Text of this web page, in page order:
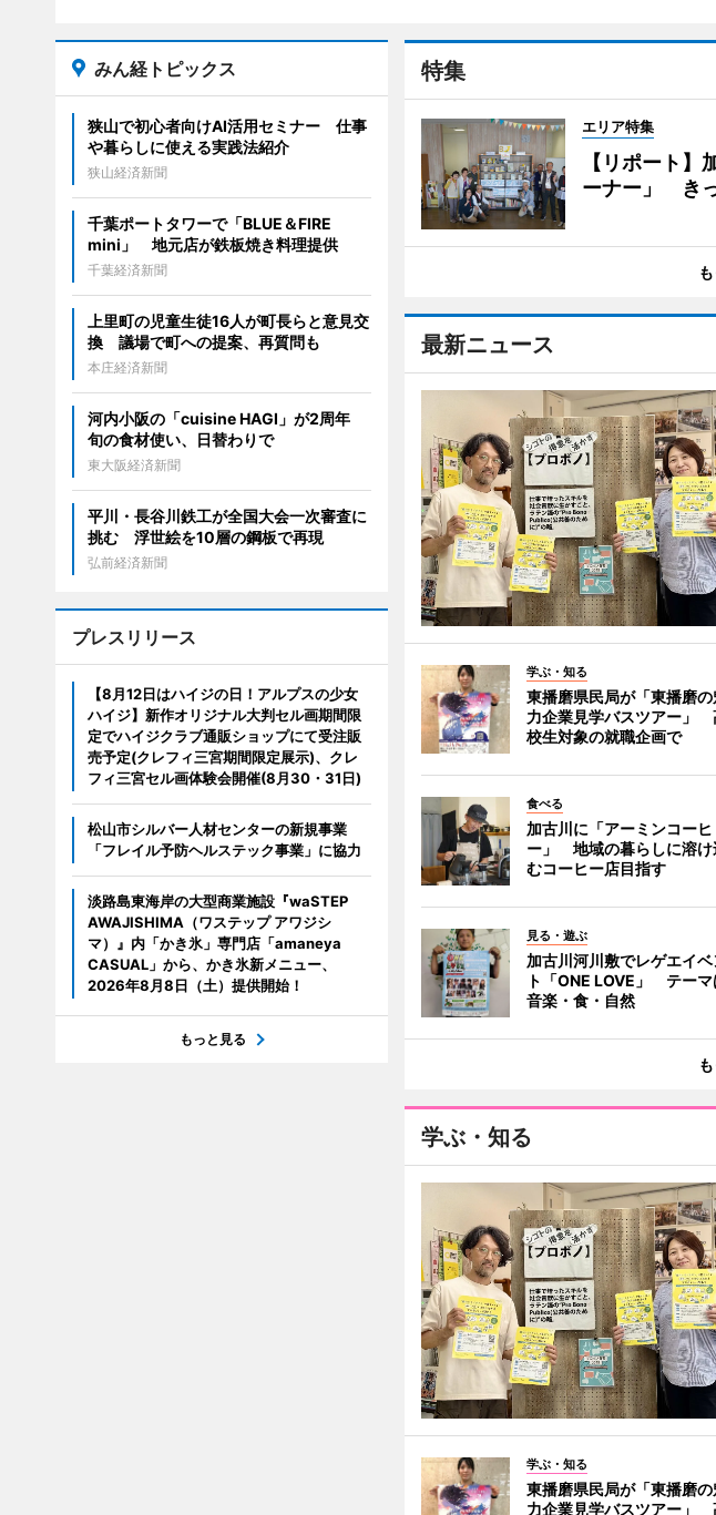
特集
エリア特集
【リポート】
ーナー」 き
最新ニュース
学ぶ・知る
東播磨県民局が「東播磨の
力企業見学バスツアー」
校生対象の就職企画で
食べる
加古川に「アーミンコーヒ
ー」 地域の暮らしに溶け
むコーヒー店目指す
見る・遊ぶ
加古川河川敷でレゲエイベ
ト「ONE LOVE」 テーマ
音楽・食・自然
学ぶ・知る
学ぶ・知る
東播磨県民局が「東播磨の
力企業見学バスツアー」
みん経トピックス
狭山で初心者向けAI活用セミナー 仕事
や暮らしに使える実践法紹介
狭山経済新聞
千葉ポートタワーで「BLUE＆FIRE
mini」 地元店が鉄板焼き料理提供
千葉経済新聞
上里町の児童生徒16人が町長らと意見交
換 議場で町への提案、再質問も
本庄経済新聞
河内小阪の「cuisine HAGI」が2周年
旬の食材使い、日替わりで
東大阪経済新聞
平川・長谷川鉄工が全国大会一次審査に
挑む 浮世絵を10層の鋼板で再現
弘前経済新聞
プレスリリース
【8月12日はハイジの日！アルプスの少女
ハイジ】新作オリジナル大判セル画期間限
定でハイジクラブ通販ショップにて受注販
売予定(クレフィ三宮期間限定展示)、クレ
フィ三宮セル画体験会開催(8月30・31日)
松山市シルバー人材センターの新規事業
「フレイル予防ヘルステック事業」に協力
淡路島東海岸の大型商業施設『waSTEP
AWAJISHIMA（ワステップ アワジシ
マ）』内「かき氷」専門店「amaneya
CASUAL」から、かき氷新メニュー、
2026年8月8日（土）提供開始！
もっと見る